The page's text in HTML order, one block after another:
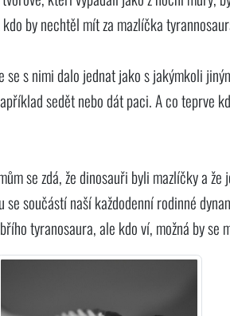
by nechtěl mít za mazlíčka
s nimi dalo jednat jako s jakýmkoli
sedět nebo dát paci. A co teprve
se zdá, že dinosauři byli mazlíčky a
součástí naší každodenní rodinné
tyranosaura, ale kdo ví, možná by se